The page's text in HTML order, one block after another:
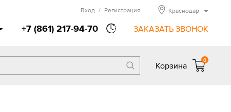
+7 (861) 217-94-70 ЗАКАЗАТЬ ЗВОНОК
Вход / Регистрация Краснодар
Корзина
0